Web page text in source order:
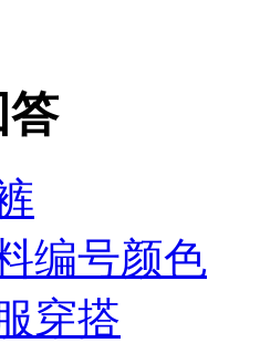
答
编号颜色
穿搭